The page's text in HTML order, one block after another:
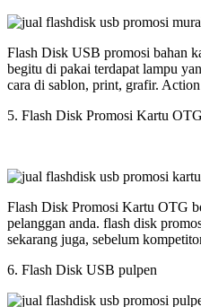
Flash Disk USB promosi bahan
begitu di pakai terdapat lampu
cara di sablon, print, grafir.
5. Flash Disk Promosi Kartu OTG
Flash Disk Promosi Kartu OTG
pelanggan anda. flash disk
sekarang juga, sebelum
6. Flash Disk USB pulpen